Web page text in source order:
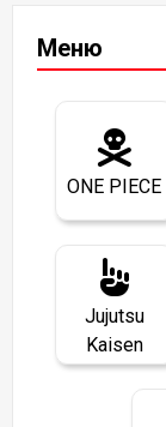
Меню
ONE PIECE
Jujutsu
Kaisen